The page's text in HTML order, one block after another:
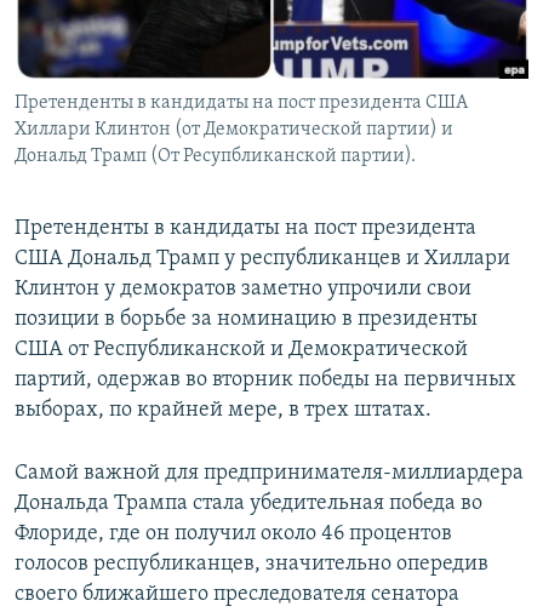
Հայերեն
English
Русский
Претенденты в кандидаты на пост президента США
Хиллари Клинтон (от Демократической партии) и
Дональд Трамп (От Ресупбликанской партии).
Претенденты в кандидаты на пост президента
США Дональд Трамп у республиканцев и Хиллари
Клинтон у демократов заметно упрочили свои
позиции в борьбе за номинацию в президенты
США от Республиканской и Демократической
партий, одержав во вторник победы на первичных
выборах, по крайней мере, в трех штатах.
Самой важной для предпринимателя-миллиардера
Дональда Трампа стала убедительная победа во
Флориде, где он получил около 46 процентов
голосов республиканцев, значительно опередив
своего ближайшего преследователя сенатора